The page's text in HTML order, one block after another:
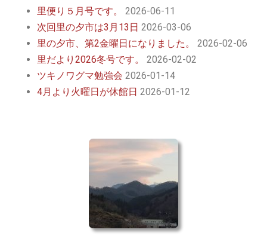
里便り５月号です。
2026-06-11
次回里の夕市は3月13日 2026-03-06
里の夕市、第2金曜日になりました。
2026-02-06
里だより2026冬号です。
2026-02-02
ツキノワグマ勉強会 2026-01-14
4月より火曜日が休館日 2026-01-12